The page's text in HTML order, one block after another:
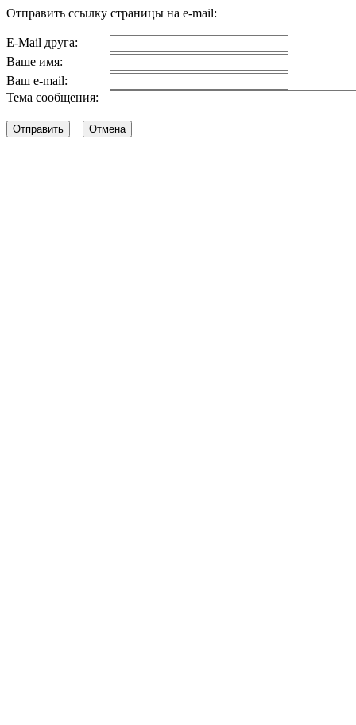
Отправить ссылку страницы на e-mail:
E-Mail друга:
Ваше имя:
Ваш e-mail:
Тема сообщения: